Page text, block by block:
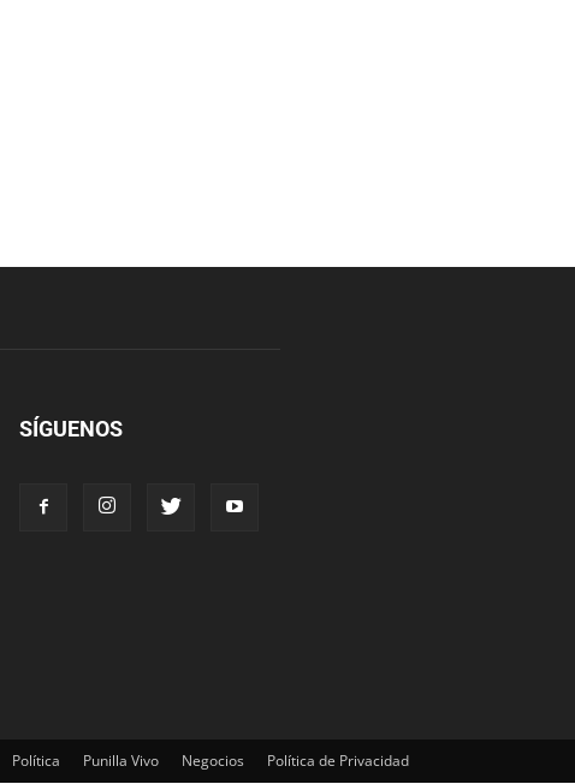
SÍGUENOS
Política Punilla Vivo Negocios Política de Privacidad